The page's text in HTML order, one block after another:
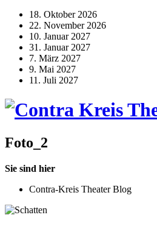
18. Oktober 2026
22. November 2026
10. Januar 2027
31. Januar 2027
7. März 2027
9. Mai 2027
11. Juli 2027
Foto_2
Sie sind hier
Contra-Kreis Theater Blog